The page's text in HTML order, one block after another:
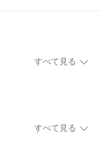
すべて見る
すべて見る